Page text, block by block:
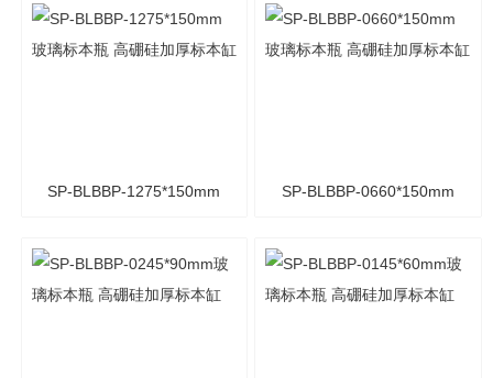
本缸 本缸
SP-BLBBP-1275*150mm
本缸
SP-BLBBP-0660*150mm
本缸